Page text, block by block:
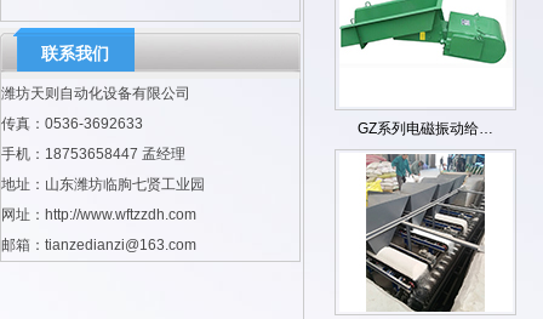
联系我们
潍坊天则自动化设备有限公司
传真：0536-3692633
手机：18753658447 孟经理
地址：山东潍坊临朐七贤工业园
网址：http://www.wftzzdh.com
邮箱：tianzedianzi@163.com
GZ系列电磁振动给…